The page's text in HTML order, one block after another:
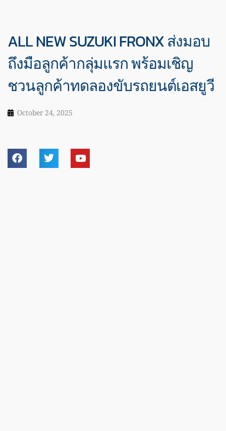
ALL NEW SUZUKI FRONX ส่งมอบ
ถึงมือลูกค้ากลุ่มแรก พร้อมเชิญ
ชวนลูกค้าทดลองขับรถยนต์เอสยูวี
October 24, 2025